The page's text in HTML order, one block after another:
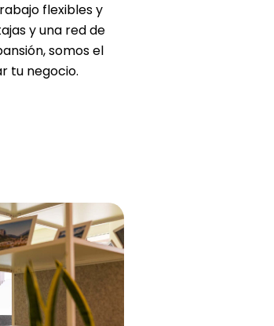
flexibles y
y una red de
somos el
tu negocio.